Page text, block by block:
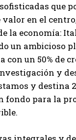
que
en el
la economía:
un ambicioso
con un 50% de
y
y destina
fondo para la